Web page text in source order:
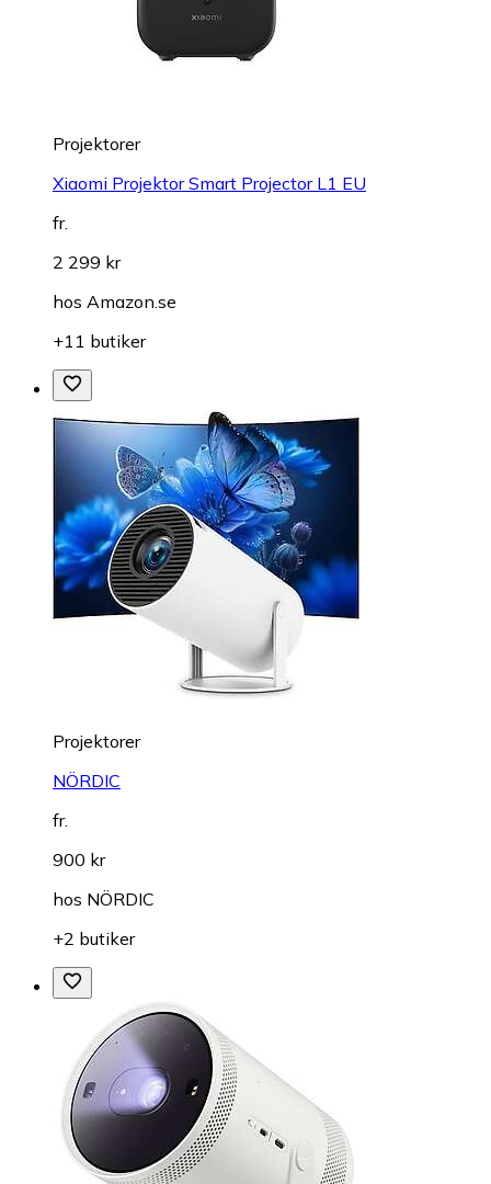
Projektorer
Xiaomi Projektor Smart Projector L1 EU
fr.
2 299 kr
hos Amazon.se
+11 butiker
Projektorer
NÖRDIC
fr.
900 kr
hos NÖRDIC
+2 butiker